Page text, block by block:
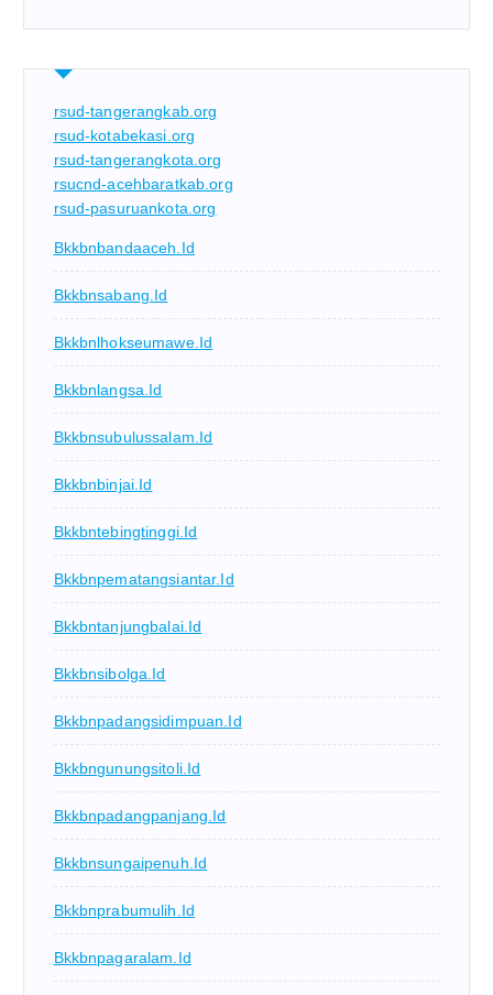
rsud-tangerangkab.org
rsud-kotabekasi.org
rsud-tangerangkota.org
rsucnd-acehbaratkab.org
rsud-pasuruankota.org
Bkkbnbandaaceh.id
Bkkbnsabang.id
Bkkbnlhokseumawe.id
Bkkbnlangsa.id
Bkkbnsubulussalam.id
Bkkbnbinjai.id
Bkkbntebingtinggi.id
Bkkbnpematangsiantar.id
Bkkbntanjungbalai.id
Bkkbnsibolga.id
Bkkbnpadangsidimpuan.id
Bkkbngunungsitoli.id
Bkkbnpadangpanjang.id
Bkkbnsungaipenuh.id
Bkkbnprabumulih.id
Bkkbnpagaralam.id